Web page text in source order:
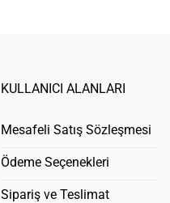
KULLANICI ALANLARI
Mesafeli Satış Sözleşmesi
Ödeme Seçenekleri
Sipariş ve Teslimat